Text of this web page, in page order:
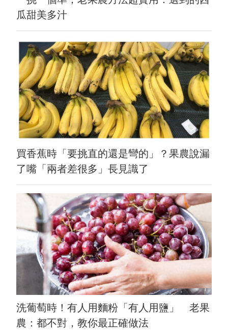
瓜甜美多汁
買香蕉時「要挑直的還是彎的」？果農說漏
了嘴「兩者差很多」長見識了
洗葡萄時！有人用麵粉「有人用鹽」 老果
農：都不對，教你最正確做法